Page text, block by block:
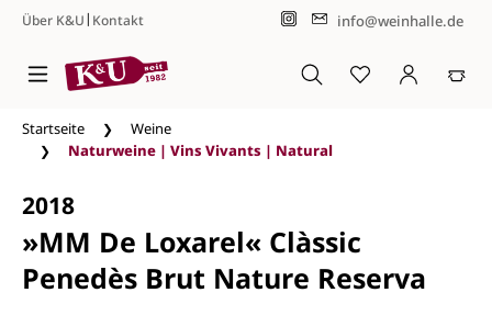
Zum Hauptinhalt springen
Über K&U| Kontakt info@weinhalle.de
Startseite
Weine
Naturweine | Vins Vivants | Natural
2018
»MM De Loxarel« Clàssic
Penedès Brut Nature Reserva